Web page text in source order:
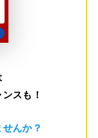
スも！
んか？